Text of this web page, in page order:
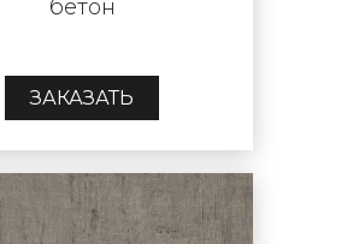
бетон
ЗАКАЗАТЬ